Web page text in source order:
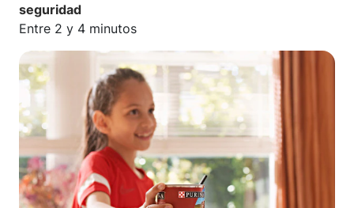
seguridad
Tiempo estimado de lectura:
Entre 2 y 4 minutos